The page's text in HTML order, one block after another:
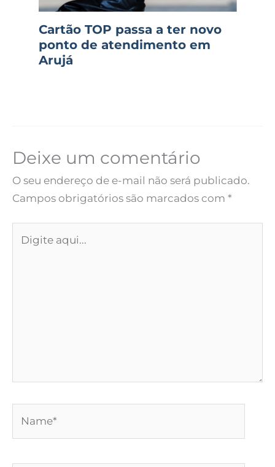
Cartão TOP passa a ter novo
ponto de atendimento em
Arujá
Deixe um comentário
O seu endereço de e-mail não será publicado.
Campos obrigatórios são marcados com *
aqui...